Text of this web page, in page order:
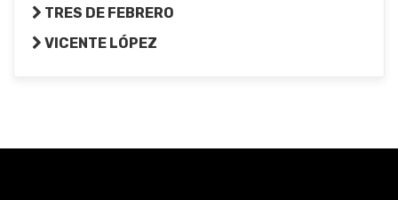
TRES DE FEBRERO
VICENTE LÓPEZ